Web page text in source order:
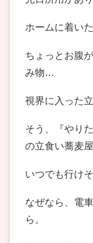
ホームに着い
ちょっとお腹
み物…
視界に入った
そう、『やり
の立食い蕎麦屋
いつでも行け
なぜなら、電
ら。